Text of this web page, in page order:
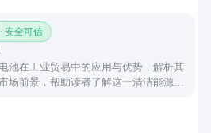
安全可信
池在工业贸易中的应用与优势，解析其
场前景，帮助读者了解这一清洁能源技